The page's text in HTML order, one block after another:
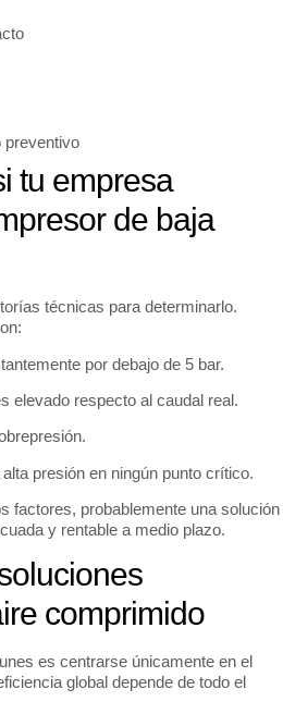
preventivo
tu empresa
de baja
técnicas para determinarlo.
por debajo de 5 bar.
elevado respecto al caudal real.
presión en ningún punto crítico.
factores, probablemente una solución
y rentable a medio plazo.
comprimido
es centrarse únicamente en el
global depende de todo el